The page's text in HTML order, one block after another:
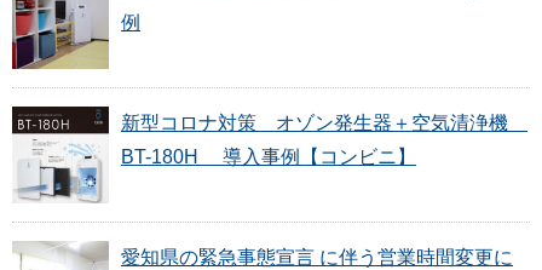
例
新型コロナ対策 オゾン発生器＋空気清浄機
BT-180H 導入事例【コンビニ】
愛知県の緊急事態宣言 に伴う営業時間変更に